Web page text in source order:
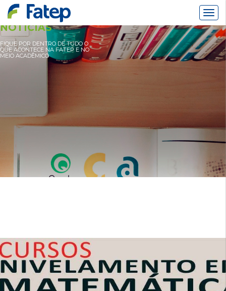
NOTÍCIAS
FIQUE POR DENTRO DE TUDO O
QUE ACONTECE NA FATEP E NO
MEIO ACADÊMICO